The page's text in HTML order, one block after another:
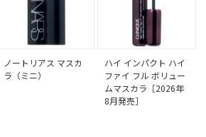
ノートリアス マスカ
ラ（ミニ）
ハイ インパクト ハイ
ファイ フル ボリュー
ムマスカラ［2026年
8月発売］